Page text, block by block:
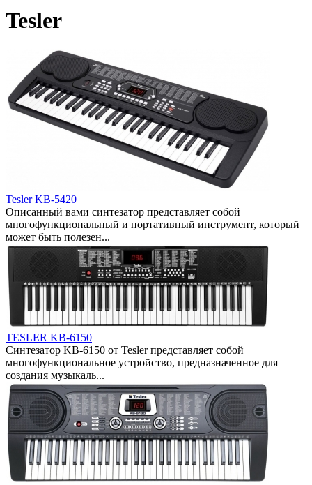
Tesler
Tesler KB-5420
Описанный вами синтезатор представляет собой
многофункциональный и портативный инструмент, который
может быть полезен...
TESLER KB-6150
Синтезатор KB-6150 от Tesler представляет собой
многофункциональное устройство, предназначенное для
создания музыкаль...